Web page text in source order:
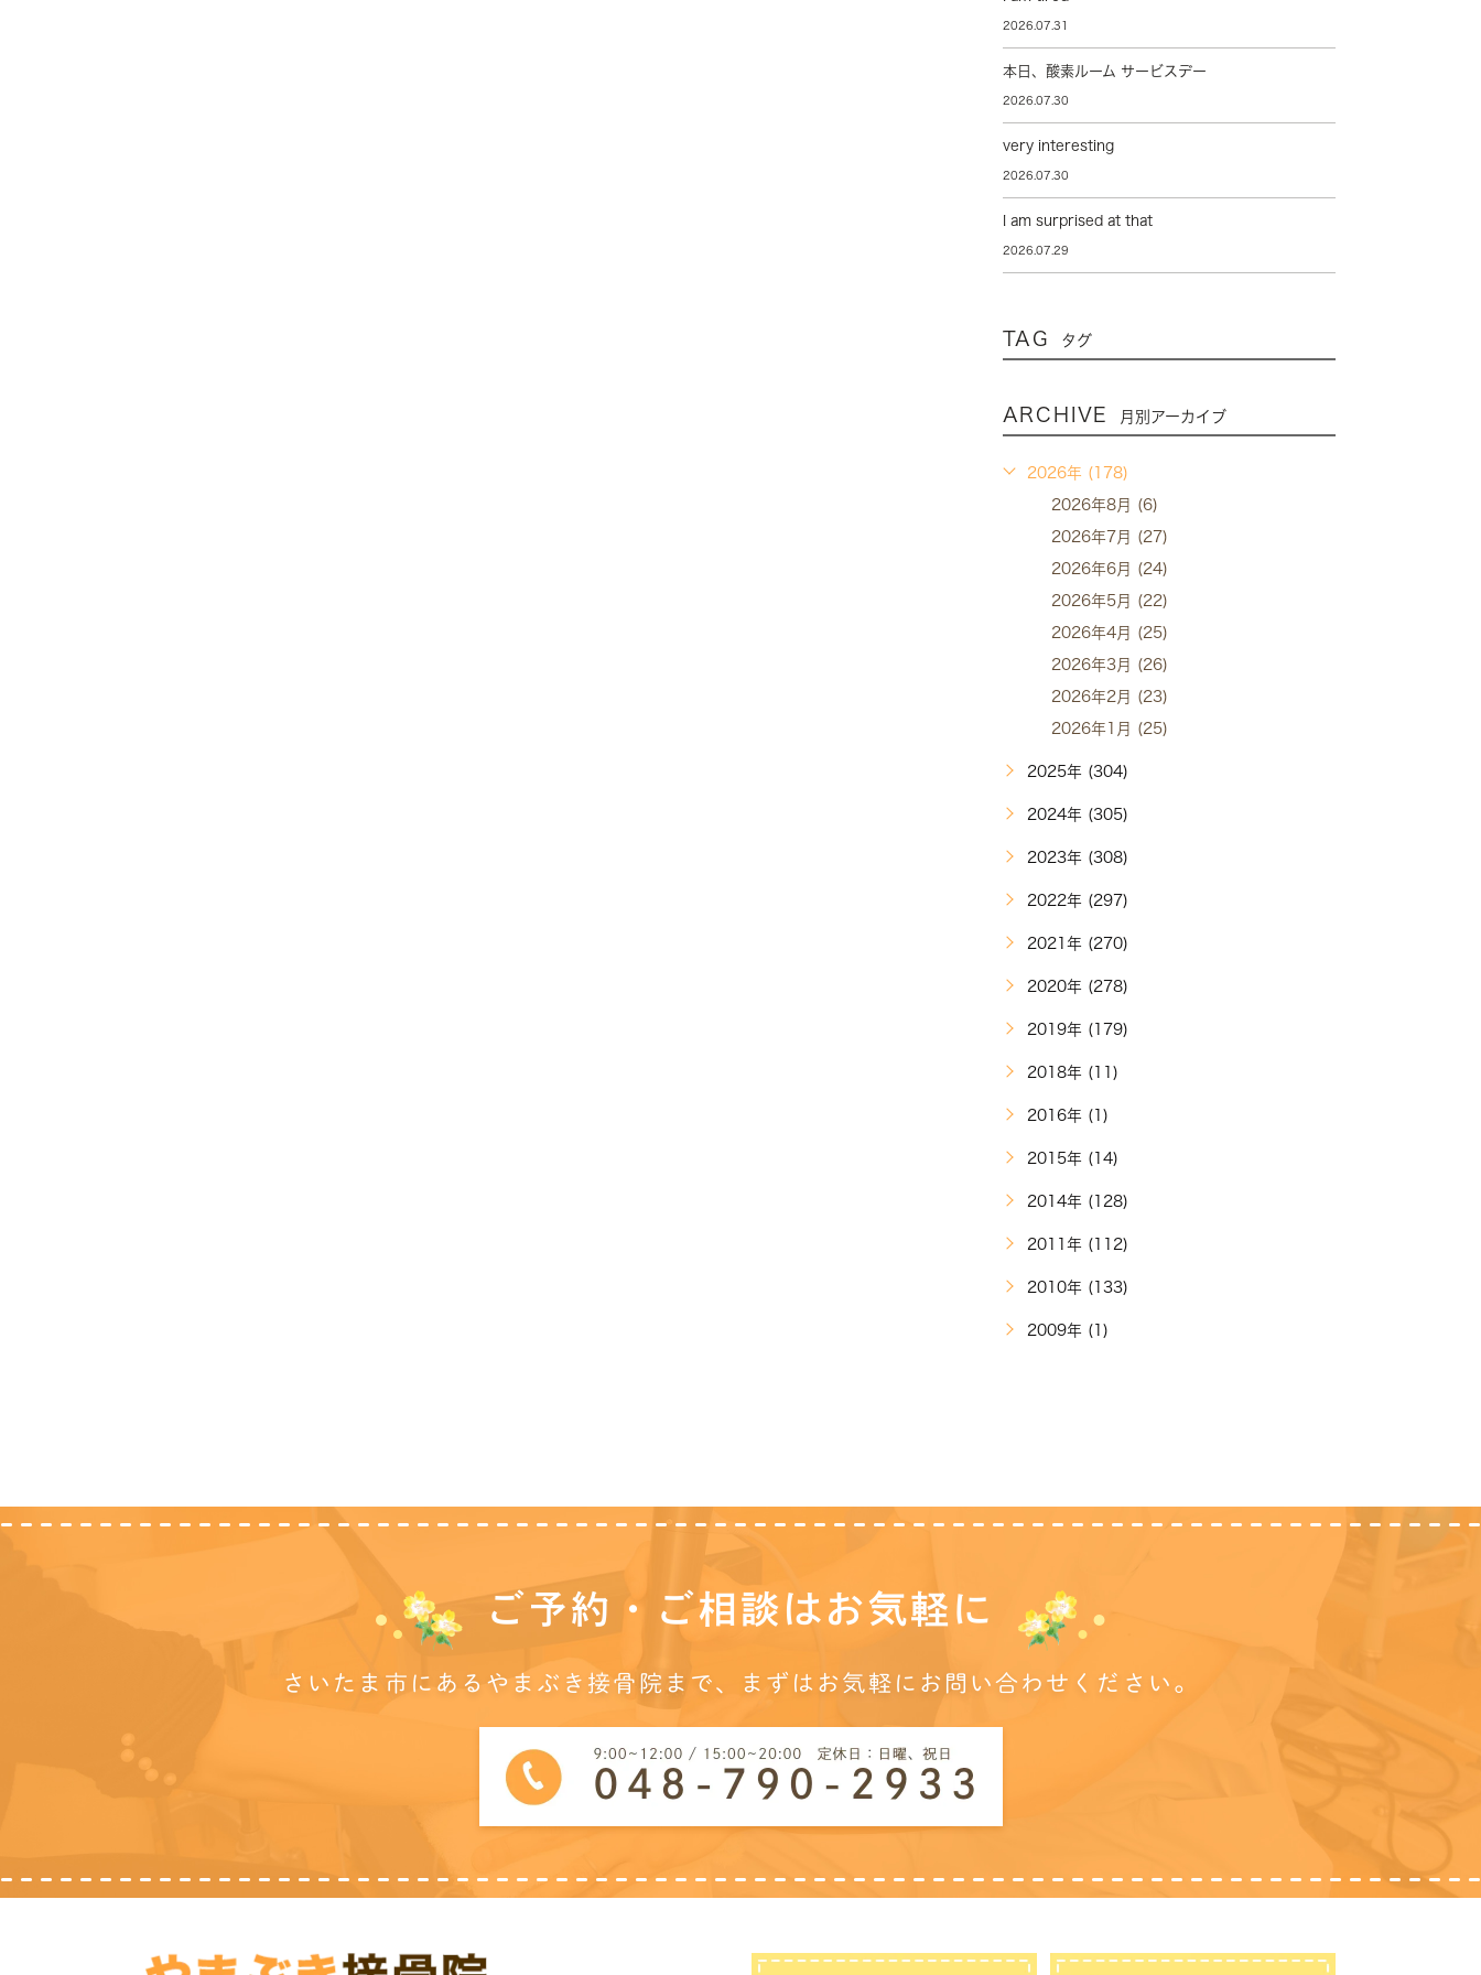
2026.07.31
本日、酸素ルーム サービスデー
2026.07.30
very interesting
2026.07.30
I am surprised at that
2026.07.29
TAG タグ
ARCHIVE 月別アーカイブ
2026年 (178)
2026年8月 (6)
2026年7月 (27)
2026年6月 (24)
2026年5月 (22)
2026年4月 (25)
2026年3月 (26)
2026年2月 (23)
2026年1月 (25)
2025年 (304)
2024年 (305)
2023年 (308)
2022年 (297)
2021年 (270)
2020年 (278)
2019年 (179)
2018年 (11)
2016年 (1)
2015年 (14)
2014年 (128)
2011年 (112)
2010年 (133)
2009年 (1)
ご予約・ご相談は お気軽に
さいたま市にあるやまぶき接骨院まで、 まずはお気軽にお問い合わせください。